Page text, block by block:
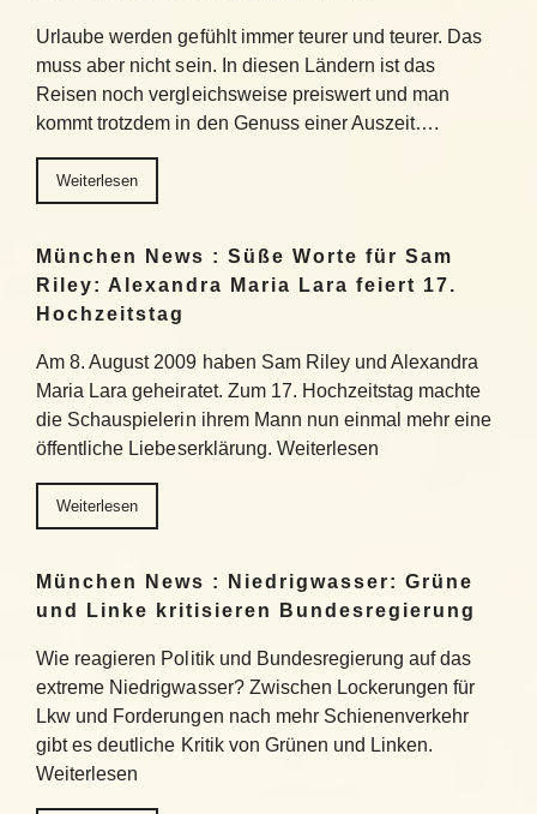
Urlaube werden gefühlt immer teurer und teurer. Das
muss aber nicht sein. In diesen Ländern ist das
Reisen noch vergleichsweise preiswert und man
kommt trotzdem in den Genuss einer Auszeit….
Weiterlesen
München News : Süße Worte für Sam
Riley: Alexandra Maria Lara feiert 17.
Hochzeitstag
Am 8. August 2009 haben Sam Riley und Alexandra
Maria Lara geheiratet. Zum 17. Hochzeitstag machte
die Schauspielerin ihrem Mann nun einmal mehr eine
öffentliche Liebeserklärung. Weiterlesen
Weiterlesen
München News : Niedrigwasser: Grüne
und Linke kritisieren Bundesregierung
Wie reagieren Politik und Bundesregierung auf das
extreme Niedrigwasser? Zwischen Lockerungen für
Lkw und Forderungen nach mehr Schienenverkehr
gibt es deutliche Kritik von Grünen und Linken.
Weiterlesen